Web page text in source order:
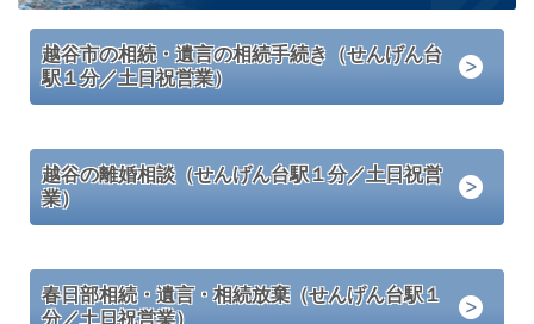
越谷市の相続・遺言の相続手続き（せんげん台
駅１分／土日祝営業）
越谷の離婚相談（せんげん台駅１分／土日祝営
業）
春日部相続・遺言・相続放棄（せんげん台駅１
分／土日祝営業）